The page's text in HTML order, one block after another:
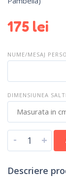
175 lei
NUME/MESAJ
DIMENSIUNEA
- +
Descriere